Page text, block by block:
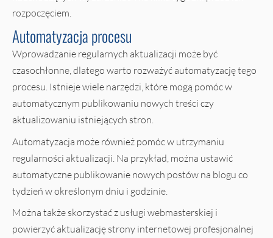
rozpoczęciem.
Automatyzacja procesu
Wprowadzanie regularnych aktualizacji może być
czasochłonne, dlatego warto rozważyć automatyzację tego
procesu. Istnieje wiele narzędzi, które mogą pomóc w
automatycznym publikowaniu nowych treści czy
aktualizowaniu istniejących stron.
Automatyzacja może również pomóc w utrzymaniu
regularności aktualizacji. Na przykład, można ustawić
automatyczne publikowanie nowych postów na blogu co
tydzień w określonym dniu i godzinie.
Można także skorzystać z usługi webmasterskiej i
powierzyć aktualizację strony internetowej profesjonalnej